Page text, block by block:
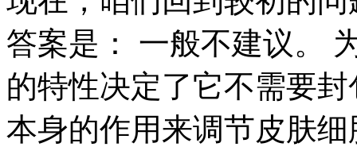
答案是： 一般不建议。
的特性决定了它不需要
本身的作用来调节皮肤